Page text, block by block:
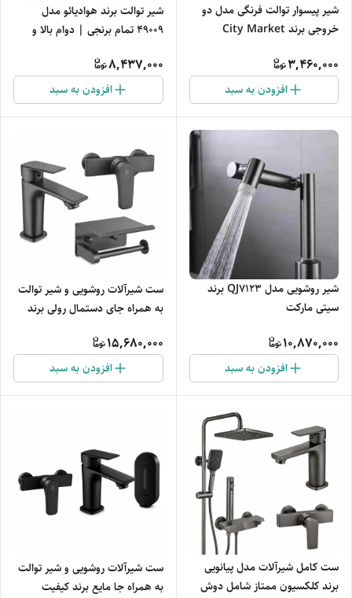
شیر پیسوار توالت فرنگی مدل دو
خروجی برند City Market
3,460,000
افزودن به سبد
شیر توالت برند هوادیائو مدل
49009 تمام برنجی | دوام بالا و
8,437,000
افزودن به سبد
شیر روشویی مدل QJ7123 برند
سیتی مارکت
10,870,000
افزودن به سبد
ست شیرآلات روشویی و شیر توالت
به همراه جای دستمال رولی برند
هماهنگ
15,680,000
افزودن به سبد
ست کامل شیرآلات مدل پیانویی
برند کلکسیون ممتاز شامل دوش
ست شیرآلات روشویی و شیر توالت
به همراه جا مایع برند کیفیت